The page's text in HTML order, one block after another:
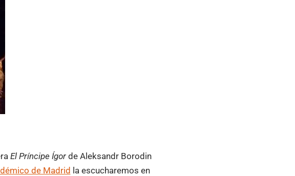
El Príncipe Ígorde Aleksandr Borodin
de Madrid la escucharemos en